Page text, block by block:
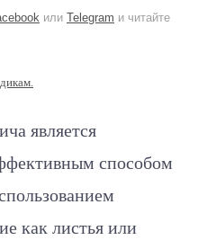
или Telegram и читайте
является
способом
как листья или